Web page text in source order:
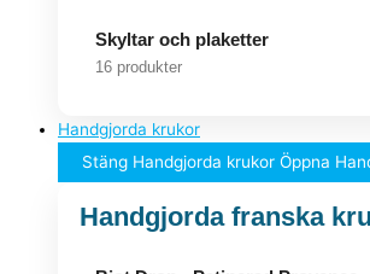
Skyltar och plaketter
16 produkter
Handgjorda krukor
Stäng Handgjorda krukor Öppna
Handgjorda franska